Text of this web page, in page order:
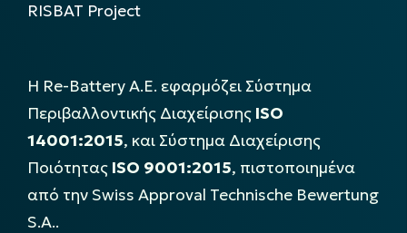
RISBAT Project
Η Re-Battery Α.Ε. εφαρμόζει Σύστημα
Περιβαλλοντικής Διαχείρισης ISO
14001:2015, και Σύστημα Διαχείρισης
Ποιότητας ISO 9001:2015, πιστοποιημένα
από την Swiss Approval Technische Bewertung
S.A..